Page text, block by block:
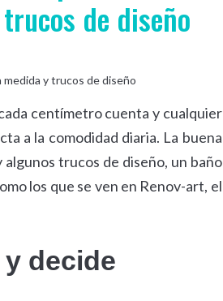
de diseño
centímetro cuenta y cualquier
a la comodidad diaria. La buena
trucos de diseño, un baño
los que se ven en Renov-art, el
decide